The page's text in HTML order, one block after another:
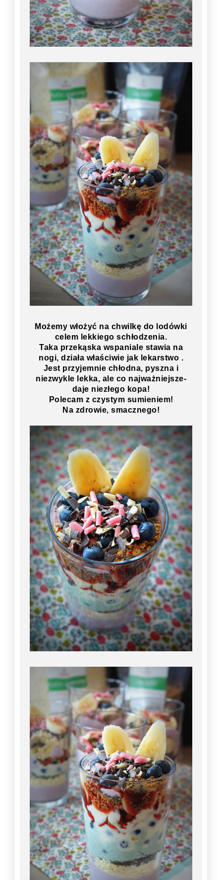
Możemy włożyć na chwilkę do lodówki
celem lekkiego schłodzenia.
Taka przekąska wspaniale stawia na
nogi, działa właściwie jak lekarstwo .
Jest przyjemnie chłodna, pyszna i
niezwykle lekka, ale co najważniejsze-
daje niezłego kopa!
Polecam z czystym sumieniem!
Na zdrowie, smacznego!